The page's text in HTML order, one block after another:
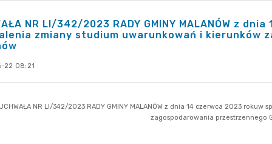
NR LI/342/2023 RADY GMINY MALANÓW z
zmiany studium uwarunkowań i kierunków
22 08:21